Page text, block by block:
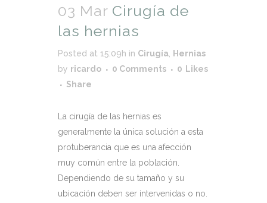
03 Mar Cirugía de
las hernias
Posted at 15:09h in Cirugía
Hernias
by ricardo 0 Comments 0 Likes
Share
La cirugía de las hernias es
generalmente la única solución a esta
protuberancia que es una afección
muy común entre la población.
Dependiendo de su tamaño y su
ubicación deben ser intervenidas o no.